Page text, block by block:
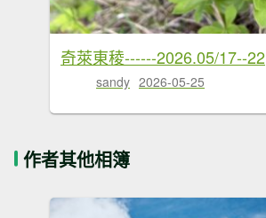
奇萊東稜------2026.05/17--22
sandy 2026-05-25
作者其他相簿